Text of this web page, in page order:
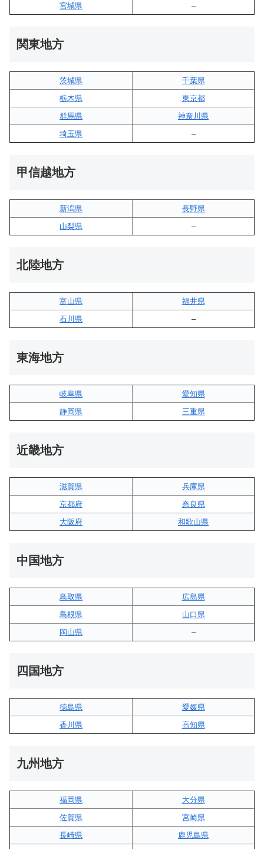
宮城県
–
関東地方
茨城県
千葉県
栃木県
東京都
群馬県
神奈川県
埼玉県
–
甲信越地方
新潟県
長野県
山梨県
–
北陸地方
富山県
福井県
石川県
–
東海地方
岐阜県
愛知県
静岡県
三重県
近畿地方
滋賀県
兵庫県
京都府
奈良県
大阪府
和歌山県
中国地方
鳥取県
広島県
島根県
山口県
岡山県
–
四国地方
徳島県
愛媛県
香川県
高知県
九州地方
福岡県
大分県
佐賀県
宮崎県
長崎県
鹿児島県